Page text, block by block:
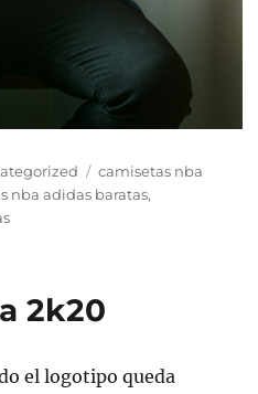
Etiquetas
camisetas nba
nba adidas baratas,
2k20
el logotipo queda